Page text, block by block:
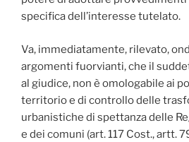
specifica dell’interesse tutelato.
Va, immediatamente, rilevato,
argomenti fuorvianti, che il
al giudice, non è omologabile ai
territorio e di controllo delle
urbanistiche di spettanza delle
e dei comuni (art. 117 Cost., artt.